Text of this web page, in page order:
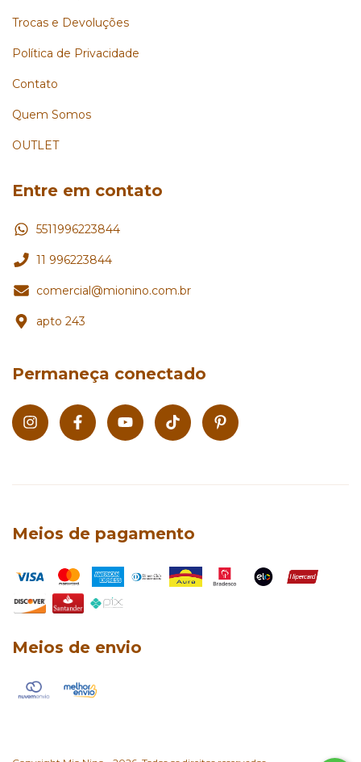
Trocas e Devoluções
Política de Privacidade
Contato
Quem Somos
OUTLET
Entre em contato
5511996223844
11 996223844
comercial@mionino.com.br
apto 243
Permaneça conectado
Meios de pagamento
Meios de envio